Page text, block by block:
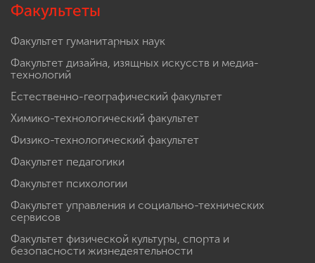
Факультеты
Факультет гуманитарных наук
Факультет дизайна, изящных искусств и медиа-
технологий
Естественно-географический факультет
Химико-технологический факультет
Физико-технологический факультет
Факультет педагогики
Факультет психологии
Факультет управления и социально-технических
сервисов
Факультет физической культуры, спорта и
безопасности жизнедеятельности